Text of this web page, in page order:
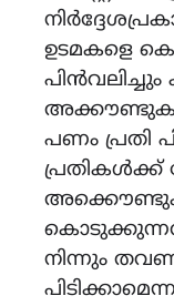
ഉടമകളെ
പണം പ്രതി
നിന്നും